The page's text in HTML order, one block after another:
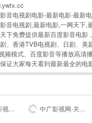
音电视剧电影-最新电影-最新
音电视剧,最新电影,一网天下,
下免费提供最新百度影音电影
、香港TVB电视剧、日剧、美
频模式、百度影音等播放高清
证大家每天看到最新最全的电
导航 中广影视网-关注传媒价值变化，推动产业财富增长